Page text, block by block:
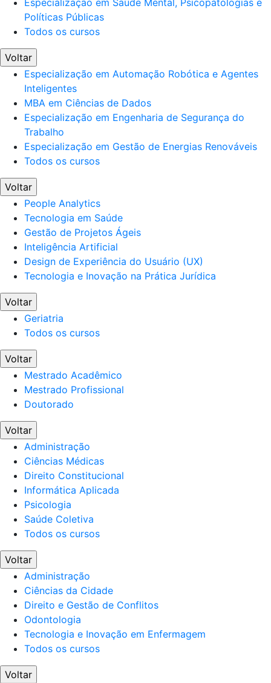
Especialização em Saúde Mental, Psicopatologias e
Políticas Públicas
Todos os cursos
Voltar
Especialização em Automação Robótica e Agentes
Inteligentes
MBA em Ciências de Dados
Especialização em Engenharia de Segurança do
Trabalho
Especialização em Gestão de Energias Renováveis
Todos os cursos
Voltar
People Analytics
Tecnologia em Saúde
Gestão de Projetos Ágeis
Inteligência Artificial
Design de Experiência do Usuário (UX)
Tecnologia e Inovação na Prática Jurídica
Voltar
Geriatria
Todos os cursos
Voltar
Mestrado Acadêmico
Mestrado Profissional
Doutorado
Voltar
Administração
Ciências Médicas
Direito Constitucional
Informática Aplicada
Psicologia
Saúde Coletiva
Todos os cursos
Voltar
Administração
Ciências da Cidade
Direito e Gestão de Conflitos
Odontologia
Tecnologia e Inovação em Enfermagem
Todos os cursos
Voltar